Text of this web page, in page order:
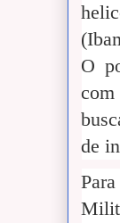
O
com
de